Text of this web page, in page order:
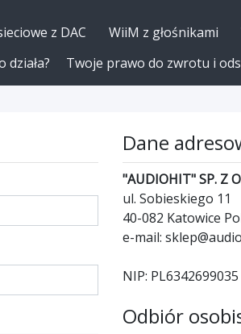
z DAC WiiM z głośnikami
działa? Twoje prawo do zwrotu i
Dane
"AUDIOHIT" SP. Z
ul. Sobieskiego 11
40-082 Katowice
e-mail:
NIP: PL6342699035
Odbiór